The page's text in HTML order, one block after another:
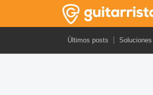
Últimos posts Soluciones